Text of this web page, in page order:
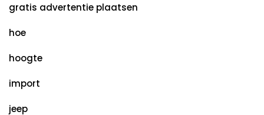
gratis advertentie plaatsen
hoe
hoogte
import
jeep